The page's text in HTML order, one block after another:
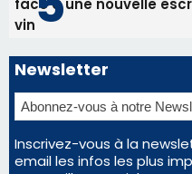
face à une nouvelle
vin
Newsletter
Inscrivez-vous à la
email les infos les plus